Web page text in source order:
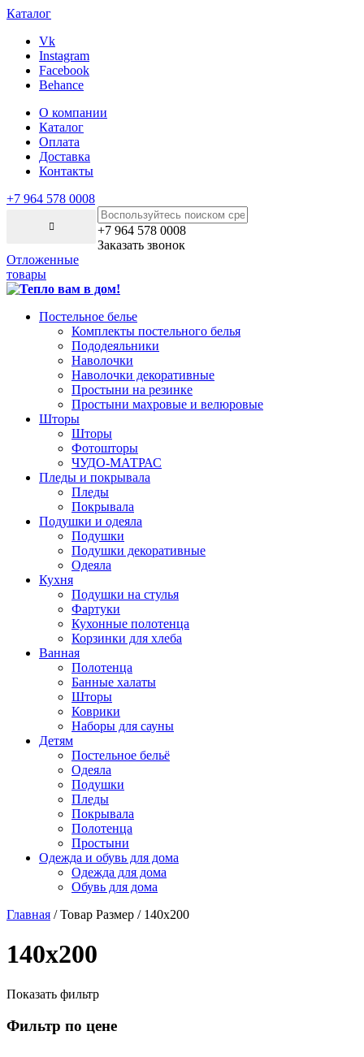
Каталог
Vk
Instagram
Facebook
Behance
О компании
Каталог
Оплата
Доставка
Контакты
+7 964 578 0008
+7 964 578 0008
Заказать звонок
Отложенные
товары
Постельное белье
Комплекты постельного белья
Пододеяльники
Наволочки
Наволочки декоративные
Простыни на резинке
Простыни махровые и велюровые
Шторы
Шторы
Фотошторы
ЧУДО-МАТРАС
Пледы и покрывала
Пледы
Покрывала
Подушки и одеяла
Подушки
Подушки декоративные
Одеяла
Кухня
Подушки на стулья
Фартуки
Кухонные полотенца
Корзинки для хлеба
Ванная
Полотенца
Банные халаты
Шторы
Коврики
Наборы для сауны
Детям
Постельное бельё
Одеяла
Подушки
Пледы
Покрывала
Полотенца
Простыни
Одежда и обувь для дома
Одежда для дома
Обувь для дома
Главная / Товар Размер / 140х200
140х200
Показать фильтр
Фильтр по цене